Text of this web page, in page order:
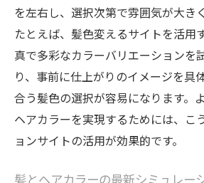
を左右し、選択次第で雰囲気が大き
たとえば、髪色変えるサイトを活用
真で多彩なカラーバリエーションを
り、事前に仕上がりのイメージを具
合う髪色の選択が容易になります。
ヘアカラーを実現するためには、こ
ョンサイトの活用が効果的です。